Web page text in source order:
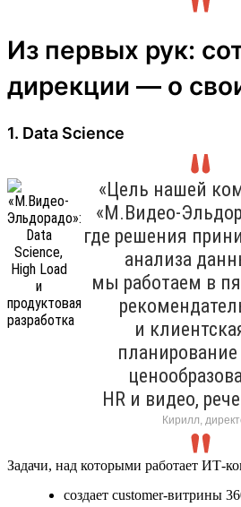
Из первых рук:
дирекции — о
1. Data Science
«Цель нашей
«М.Видео-
где решения
анализа
мы работаем в
и
HR и видео,
Кирилл,
Задачи, над которыми работает ИТ-
создает customer-витрины